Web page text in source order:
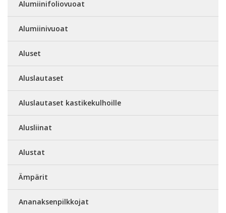
Alumiinifoliovuoat
Alumiinivuoat
Aluset
Aluslautaset
Aluslautaset kastikekulhoille
Alusliinat
Alustat
Ämpärit
Ananaksenpilkkojat